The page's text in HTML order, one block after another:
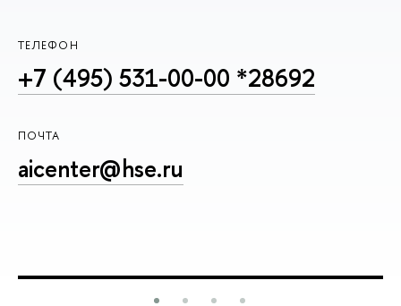
ТЕЛЕФОН
+7 (495) 531-00-00 *28692
ПОЧТА
aicenter@hse.ru